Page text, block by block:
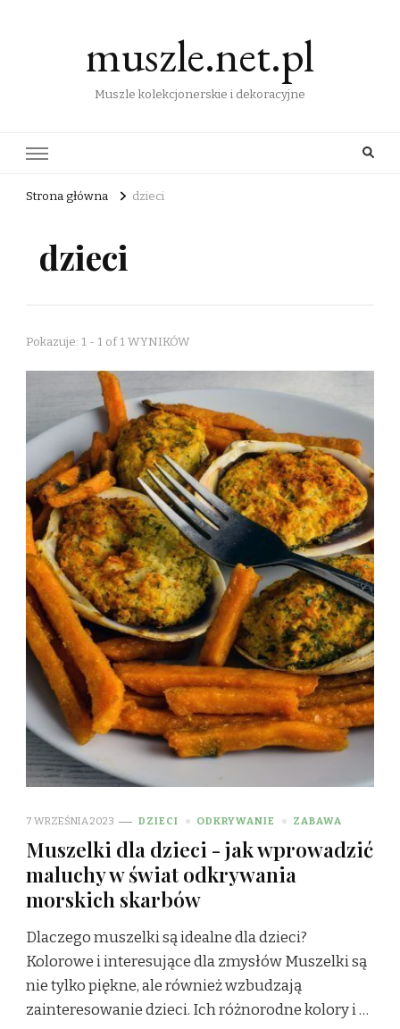
muszle.net.pl
Muszle kolekcjonerskie i dekoracyjne
Strona główna dzieci
dzieci
Pokazuje: 1 - 1 of 1 WYNIKÓW
7 WRZEŚNIA 2023 DZIECI ODKRYWANIE ZABAWA
Muszelki dla dzieci - jak wprowadzić
maluchy w świat odkrywania
morskich skarbów
Dlaczego muszelki są idealne dla dzieci?
Kolorowe i interesujące dla zmysłów Muszelki są
nie tylko piękne, ale również wzbudzają
zainteresowanie dzieci. Ich różnorodne kolory i …